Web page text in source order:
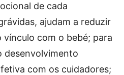
de cada
ajudam a reduzir
com o bebé; para
desenvolvimento
com os cuidadores;